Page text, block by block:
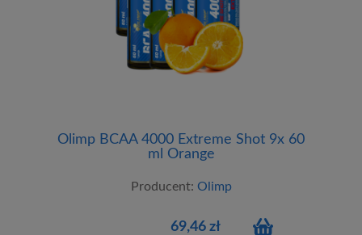
Olimp BCAA 4000 Extreme Shot 9x 60
ml Orange
Producent: Olimp
69,46 zł